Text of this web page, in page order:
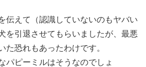
伝えて（認識していないのもヤバい
を引退させてもらいましたが、最悪
た恐れもあったわけです。
パピーミルはそうなのでしょ